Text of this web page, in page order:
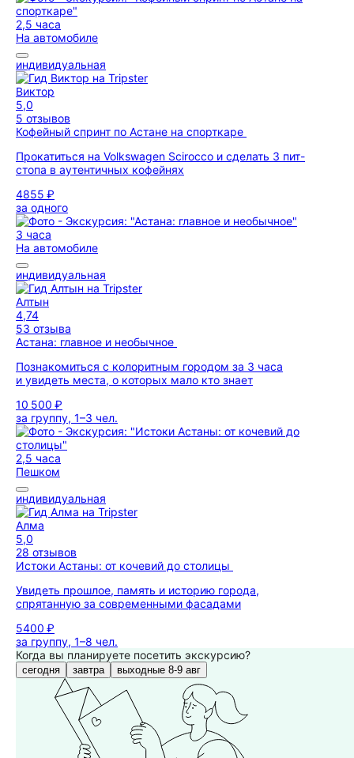
2,5 часа
На автомобиле
индивидуальная
Виктор
5,0
5 отзывов
Кофейный спринт по Астане на спорткаре
Прокатиться на Volkswagen Scirocco и сделать 3 пит-
стопа в аутентичных кофейнях
4855 ₽
за одного
3 часа
На автомобиле
индивидуальная
Алтын
4,74
53 отзыва
Астана: главное и необычное
Познакомиться с колоритным городом за 3 часа
и увидеть места, о которых мало кто знает
10 500 ₽
за группу, 1–3 чел.
2,5 часа
Пешком
индивидуальная
Алма
5,0
28 отзывов
Истоки Астаны: от кочевий до столицы
Увидеть прошлое, память и историю города,
спрятанную за современными фасадами
5400 ₽
за группу, 1–8 чел.
Когда вы планируете посетить экскурсию?
сегодня завтра выходные 8-9 авг